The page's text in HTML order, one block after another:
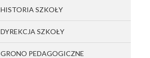
HISTORIA SZKOŁY
DYREKCJA SZKOŁY
GRONO PEDAGOGICZNE